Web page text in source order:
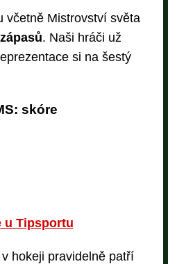
včetně Mistrovství světa
. Naši hráči už
si na šestý
skóre
u Tipsportu
hokeji pravidelně patří